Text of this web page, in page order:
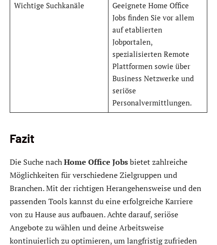
Wichtige Suchkanäle
Geeignete Home Office
Jobs finden Sie vor allem
auf etablierten
Jobportalen,
spezialisierten Remote
Plattformen sowie über
Business Netzwerke und
seriöse
Personalvermittlungen.
Fazit
Die Suche nachHome Office Jobsbietet zahlreiche
Möglichkeiten für verschiedene Zielgruppen und
Branchen. Mit der richtigen Herangehensweise und den
passenden Tools kannst du eine erfolgreiche Karriere
von zu Hause aus aufbauen. Achte darauf, seriöse
Angebote zu wählen und deine Arbeitsweise
kontinuierlich zu optimieren, um langfristig zufrieden